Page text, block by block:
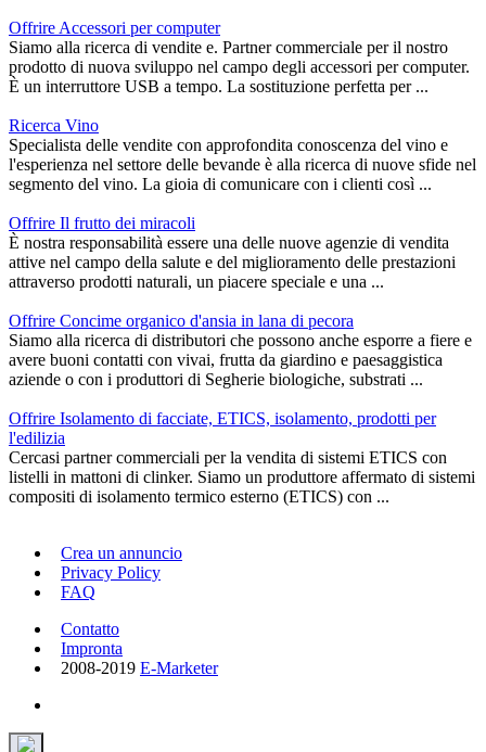
Offrire Accessori per computer
Siamo alla ricerca di vendite e. Partner commerciale per il nostro
prodotto di nuova sviluppo nel campo degli accessori per computer.
È un interruttore USB a tempo. La sostituzione perfetta per ...
Ricerca Vino
Specialista delle vendite con approfondita conoscenza del vino e
l'esperienza nel settore delle bevande è alla ricerca di nuove sfide nel
segmento del vino. La gioia di comunicare con i clienti così ...
Offrire Il frutto dei miracoli
È nostra responsabilità essere una delle nuove agenzie di vendita
attive nel campo della salute e del miglioramento delle prestazioni
attraverso prodotti naturali, un piacere speciale e una ...
Offrire Concime organico d'ansia in lana di pecora
Siamo alla ricerca di distributori che possono anche esporre a fiere e
avere buoni contatti con vivai, frutta da giardino e paesaggistica
aziende o con i produttori di Segherie biologiche, substrati ...
Offrire Isolamento di facciate, ETICS, isolamento, prodotti per
l'edilizia
Cercasi partner commerciali per la vendita di sistemi ETICS con
listelli in mattoni di clinker. Siamo un produttore affermato di sistemi
compositi di isolamento termico esterno (ETICS) con ...
Crea un annuncio
Privacy Policy
FAQ
Contatto
Impronta
2008-2019 E-Marketer